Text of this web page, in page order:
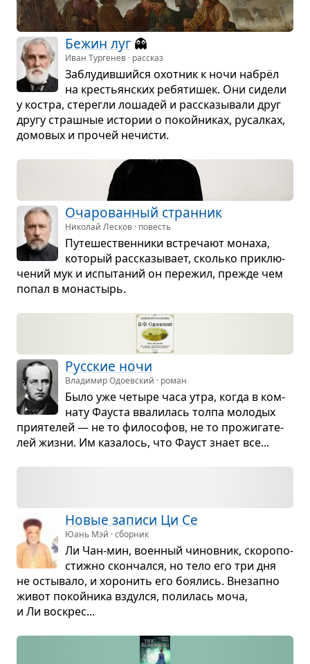
Бежин луг 👻
Иван Тургенев · рассказ
Заблу­див­шийся охот­ник к ночи набрёл
на кре­стьян­ских ребя­ти­шек. Они сидели
у костра, сте­регли лоша­дей и рас­ска­зы­вали друг
другу страш­ные исто­рии о покой­ни­ках, русал­ках,
домо­вых и про­чей нечи­сти.
Оча­ро­ван­ный стран­ник
Николай Лесков · повесть
Путе­ше­ствен­ники встре­чают монаха,
кото­рый рас­ска­зы­вает, сколько при­клю­
че­ний мук и испы­та­ний он пере­жил, прежде чем
попал в мона­стырь.
Рус­ские ночи
Владимир Одоевский · роман
Было уже четыре часа утра, когда в ком­
нату Фау­ста вва­ли­лась толпа моло­дых
при­я­те­лей — не то фило­со­фов, не то про­жи­га­те­
лей жизни. Им каза­лось, что Фауст знает все...
Новые записи Ци Се
Юань Мэй · сборник
Ли Чан-мин, воен­ный чинов­ник, ско­ро­по­
стижно скон­чался, но тело его три дня
не осты­вало, и хоро­нить его боя­лись. Вне­запно
живот покой­ника вздулся, поли­лась моча,
и Ли вос­крес...